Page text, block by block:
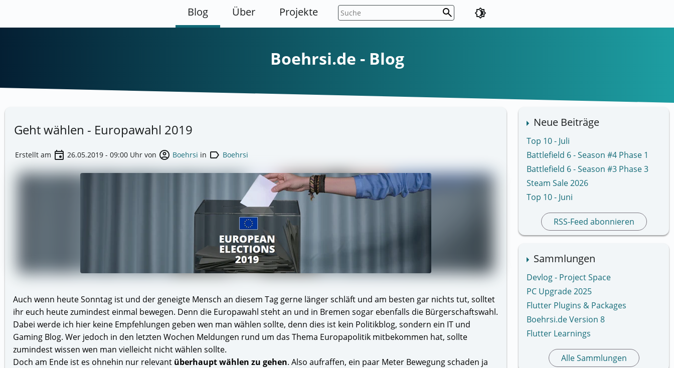
Blog Über Projekte search brightness_4
Boehrsi.de - Blog
Neue Beiträge
Top 10 - Juli
Battlefield 6 - Season #4 Phase 1
Battlefield 6 - Season #3 Phase 3
Steam Sale 2026
Top 10 - Juni
RSS-Feed abonnieren
Sammlungen
Devlog - Project Space
PC Upgrade 2025
Flutter Plugins & Packages
Boehrsi.de Version 8
Flutter Learnings
Alle Sammlungen
Geht wählen - Europawahl 2019
Erstellt am event 26.05.2019 - 09:00 Uhr von account_circle Boehrsi in label Boehrsi
Auch wenn heute Sonntag ist und der geneigte Mensch an diesem Tag gerne länger schläft und am besten gar nichts tut, solltet
ihr euch heute zumindest einmal bewegen. Denn die Europawahl steht an und in Bremen sogar ebenfalls die Bürgerschaftswahl.
Dabei werde ich hier keine Empfehlungen geben wen man wählen sollte, denn dies ist kein Politikblog, sondern ein IT und
Gaming Blog. Wer jedoch in den letzten Wochen Meldungen rund um das Thema Europapolitik mitbekommen hat, sollte
zumindest wissen wen man vielleicht nicht wählen sollte.
Doch am Ende ist es ohnehin nur relevant überhaupt wählen zu gehen. Also aufraffen, ein paar Meter Bewegung schaden ja